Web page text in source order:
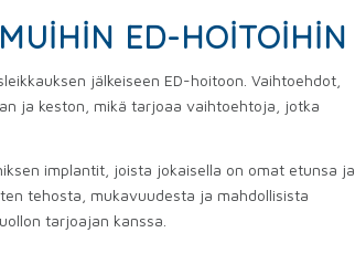
ED-HOITOIHIN
jälkeiseen ED-hoitoon. Vaihtoehdot,
ja keston, mikä tarjoaa vaihtoehtoja, jotka
implantit, joista jokaisella on omat etunsa ja
tehosta, mukavuudesta ja mahdollisista
tarjoajan kanssa.